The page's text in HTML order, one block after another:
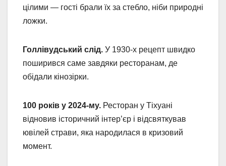
цілими — гості брали їх за стебло, ніби природні
ложки.
Голлівудський слід. У 1930-х рецепт швидко
поширився саме завдяки ресторанам, де
обідали кінозірки.
100 років у 2024-му. Ресторан у Тіхуані
відновив історичний інтер’єр і відсвяткував
ювілей страви, яка народилася в кризовий
момент.